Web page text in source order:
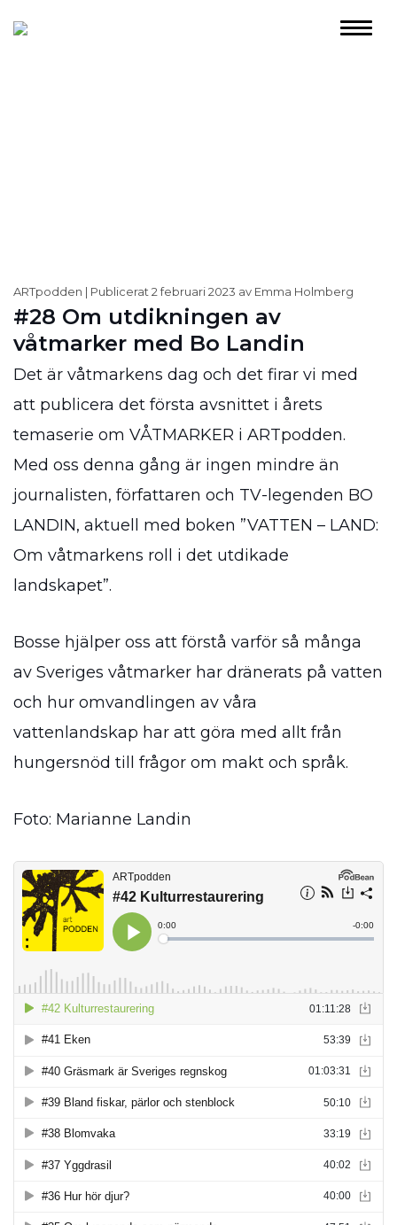
ARTpodden Publicerat 2 februari 2023 av Emma Holmberg
#28 Om utdikningen av
våtmarker med Bo Landin
Det är våtmarkens dag och det firar vi med
att publicera det första avsnittet i årets
temaserie om VÅTMARKER i ARTpodden.
Med oss denna gång är ingen mindre än
journalisten, författaren och TV-legenden BO
LANDIN, aktuell med boken ”VATTEN – LAND:
Om våtmarkens roll i det utdikade
landskapet”.
Bosse hjälper oss att förstå varför så många
av Sveriges våtmarker har dränerats på vatten
och hur omvandlingen av våra
vattenlandskap har att göra med allt från
hungersnöd till frågor om makt och språk.
Foto: Marianne Landin